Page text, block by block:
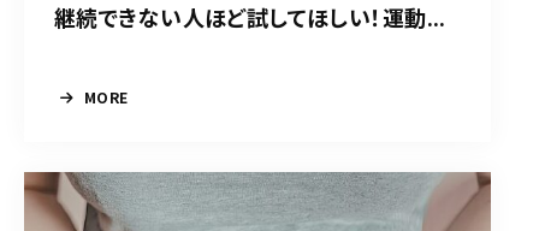
継続できない人ほど試してほしい！運動...
MORE